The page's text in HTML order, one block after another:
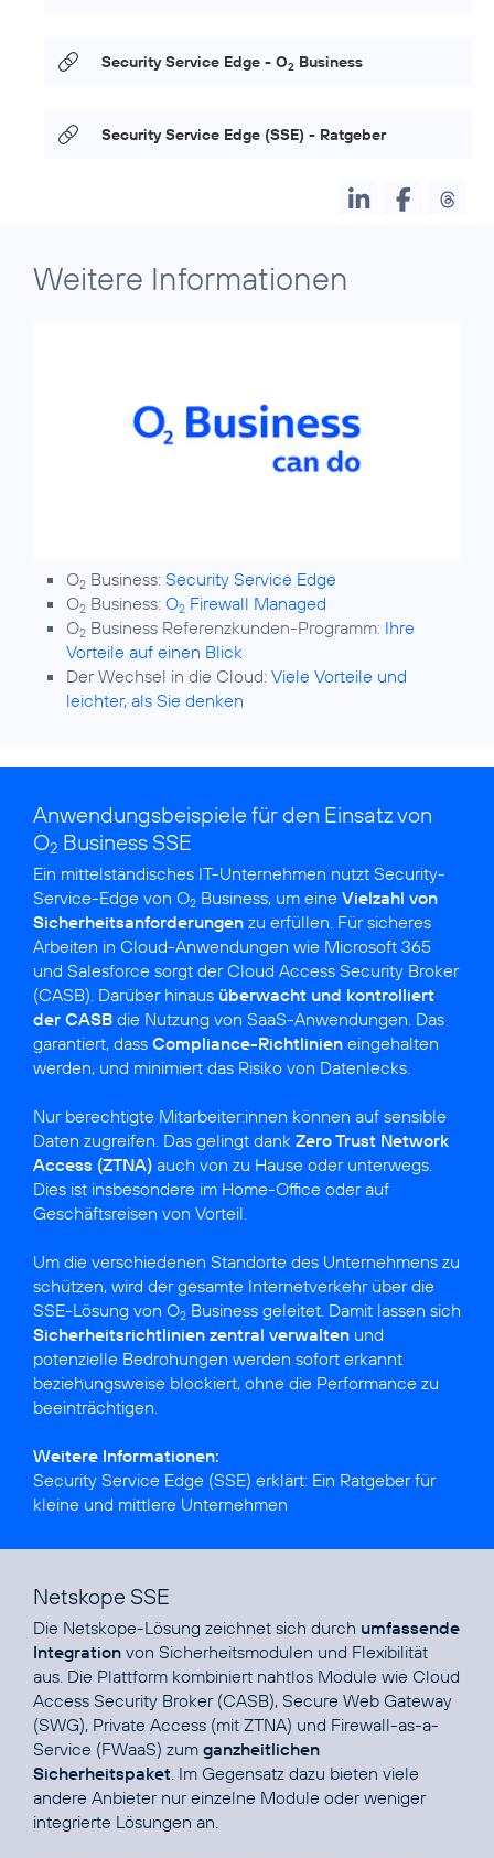
Security Service Edge - O2 Business
Security Service Edge (SSE) - Ratgeber
Weitere Informationen
O2 Business: Security Service Edge
O2 Business: O2 Firewall Managed
O2 Business Referenzkunden-Programm: Ihre
Vorteile auf einen Blick
Der Wechsel in die Cloud: Viele Vorteile und
leichter, als Sie denken
Anwendungsbeispiele für den Einsatz von
O2 Business SSE
Ein mittelständisches IT-Unternehmen nutzt Security-
Service-Edge von O2 Business, um eine Vielzahl von
Sicherheitsanforderungen zu erfüllen. Für sicheres
Arbeiten in Cloud-Anwendungen wie Microsoft 365
und Salesforce sorgt der Cloud Access Security Broker
(CASB). Darüber hinaus überwacht und kontrolliert
der CASB die Nutzung von SaaS-Anwendungen. Das
garantiert, dass Compliance-Richtlinien eingehalten
werden, und minimiert das Risiko von Datenlecks.
Nur berechtigte Mitarbeiter:innen können auf sensible
Daten zugreifen. Das gelingt dank Zero Trust Network
Access (ZTNA) auch von zu Hause oder unterwegs.
Dies ist insbesondere im Home-Office oder auf
Geschäftsreisen von Vorteil.
Um die verschiedenen Standorte des Unternehmens zu
schützen, wird der gesamte Internetverkehr über die
SSE-Lösung von O2 Business geleitet. Damit lassen sich
Sicherheitsrichtlinien zentral verwalten und
potenzielle Bedrohungen werden sofort erkannt
beziehungsweise blockiert, ohne die Performance zu
beeinträchtigen.
Weitere Informationen:
Security Service Edge (SSE) erklärt: Ein Ratgeber für
kleine und mittlere Unternehmen
Netskope SSE
Die Netskope-Lösung zeichnet sich durch umfassende
Integration von Sicherheits­modulen und Flexibilität
aus. Die Plattform kombiniert nahtlos Module wie Cloud
Access Security Broker (CASB), Secure Web Gateway
(SWG), Private Access (mit ZTNA) und Firewall-as-a-
Service (FWaaS) zum ganzheitlichen
Sicherheitspaket. Im Gegensatz dazu bieten viele
andere Anbieter nur einzelne Module oder weniger
integrierte Lösungen an.